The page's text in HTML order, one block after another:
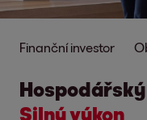
Finanční investor
Hospodářský
Silný výkon